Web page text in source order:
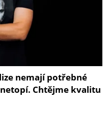
nemají potřebné
Chtějme kvalitu